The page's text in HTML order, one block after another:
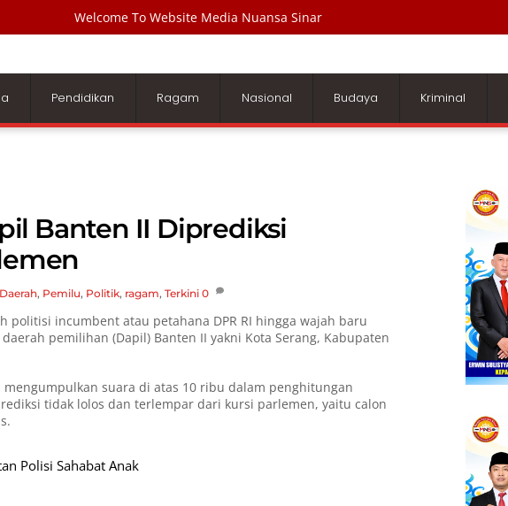
Welcome To Website Media Nuansa Sinar
Pendidikan Ragam Nasional Budaya Kriminal
Banten II Diprediksi
, Pemilu, Politik, ragam, Terkini 0
politisi incumbent atau petahana DPR RI hingga wajah baru
pemilihan (Dapil) Banten II yakni Kota Serang, Kabupaten
suara di atas 10 ribu dalam penghitungan
tidak lolos dan terlempar dari kursi parlemen, yaitu calon
Polisi Sahabat Anak